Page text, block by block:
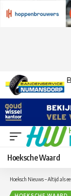
Hoeksche Waard
Hoeksch Nieuws – Altijd als